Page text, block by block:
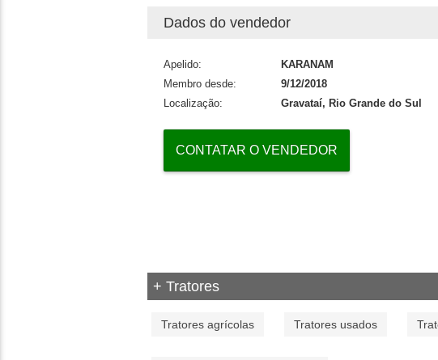
Dados do vendedor
Apelido:
KARANAM
Membro desde:
9/12/2018
Localização:
Gravataí, Rio Grande do Sul
CONTATAR O VENDEDOR
+ Tratores
Tratores agrícolas Tratores usados